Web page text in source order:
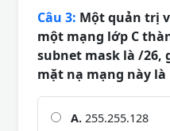
Câu 3: Một quản trị
một mạng lớp C
subnet mask là /26,
mặt nạ mạng này là
A. 255.255.128